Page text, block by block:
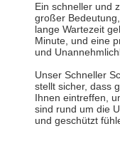
Ein schneller und
großer
lange Wartezeit
Minute, und eine
und
Unser Schneller
stellt sicher, dass
Ihnen eintreffen,
sind rund um die
und geschützt